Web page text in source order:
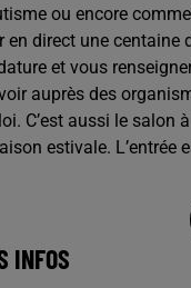
ou encore
en direct une centaine
et vous
auprès des
C’est aussi le salon
estivale. L’entrée
INFOS